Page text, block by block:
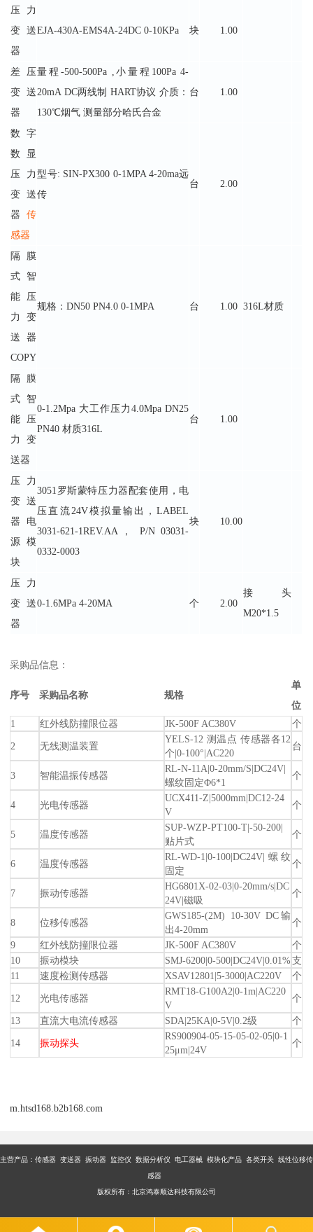
压力
变送
器
EJA-430A-EMS4A-24DC 0-10KPa 块 1.00
差压
变送
器
量程-500-500Pa ,小量程100Pa 4-
20mA DC两线制 HART协议 介质：
130℃烟气 测量部分哈氏合金
台 1.00
数字
数显
压力
变送
器传
感器
型号: SIN-PX300 0-1MPA 4-20ma远
传
台 2.00
隔膜
式智
能压
力变
送器
COPY
规格：DN50 PN4.0 0-1MPA 台 1.00 316L材质
隔膜
式智
能压
力变
送器
0-1.2Mpa 大工作压力4.0Mpa DN25
PN40 材质316L
台 1.00
压力
变送
器电
源模
块
3051罗斯蒙特压力器配套使用，电
压直流24V模拟量输出，LABEL
3031-621-1REV.AA， P/N 03031-
0332-0003
块 10.00
压力
变送
器
0-1.6MPa 4-20MA 个 2.00
接头
M20*1.5
采购品信息：
序号 采购品名称 规格
单
位
1
红外线防撞限位器 JK-500F AC380V
个
2
无线测温装置
YELS-12 测温点 传感器各12
个|0-100°|AC220
台
3 智能温振传感器
RL-N-11A|0-20mm/S|DC24V|
螺纹固定Φ6*1
个
4 光电传感器
UCX411-Z|5000mm|DC12-24
V
个
5 温度传感器
SUP-WZP-PT100-T|-50-200|
贴片式
个
6 温度传感器
RL-WD-1|0-100|DC24V|螺纹
固定
个
7 振动传感器
HG6801X-02-03|0-20mm/s|DC
24V|磁吸
个
8 位移传感器
GWS185-(2M) 10-30V DC输
出4-20mm
个
9
红外线防撞限位器 JK-500F AC380V
个
10
振动模块 SMJ-6200|0-500|DC24V|0.01%支
11
速度检测传感器 XSAV12801|5-3000|AC220V
个
12
光电传感器
RMT18-G100A2|0-1m|AC220
V
个
13
直流大电流传感器 SDA|25KA|0-5V|0.2级
个
14
振动探头
RS900904-05-15-05-02-05|0-1
25μm|24V
个
m.htsd168.b2b168.com
主营产品：传感器 变送器 振动器 监控仪 数据分析仪 电工器械 模块化产品 各类开关 线性位移传
感器
版权所有：北京鸿泰顺达科技有限公司